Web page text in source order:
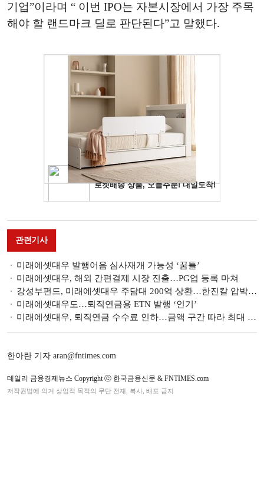
기업”이라며 “ 이번 IPO는 자본시장에서 가장 주목
해야 할 랜드마크 딜로 판단된다”고 말했다.
관련기사
미래에셋대우 발행어음 심사재개 가능성 ‘꿈틀’
미래에셋대우, 해외 간편결제 시장 진출…PG업 등록 마쳐
강성부펀드, 미래에셋대우 주담대 200억 상환…한진칼 압박 기세 꺾이나
미래에셋대우도…퇴직연금용 ETN 발행 ‘인기’
미래에셋대우, 퇴직연금 수수료 인하…금액 구간 따라 최대 30%
한아란 기자 aran@fntimes.com
데일리 금융경제뉴스 Copyright ⓒ 한국금융신문 & FNTIMES.com
저작권법에 의거 상업적 목적의 무단 전재, 복사, 배포 금지